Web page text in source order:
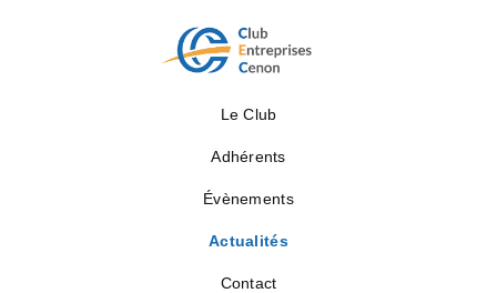
Le Club
Adhérents
Évènements
Actualités
Contact